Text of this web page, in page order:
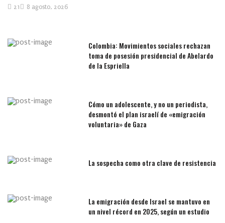
8 agosto, 2026
21
Colombia: Movimientos sociales rechazan
toma de posesión presidencial de Abelardo
de la Espriella
Cómo un adolescente, y no un periodista,
desmontó el plan israelí de «emigración
voluntaria» de Gaza
La sospecha como otra clave de resistencia
La emigración desde Israel se mantuvo en
un nivel récord en 2025, según un estudio